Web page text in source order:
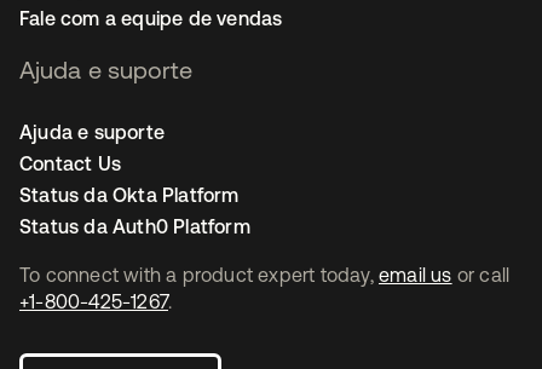
To connect with a product expert today, email us or call
+1-800-425-1267.
Fale com a equipe de vendas
Ajuda e suporte
Ajuda e suporte
Contact Us
Status da Okta Platform
Status da Auth0 Platform